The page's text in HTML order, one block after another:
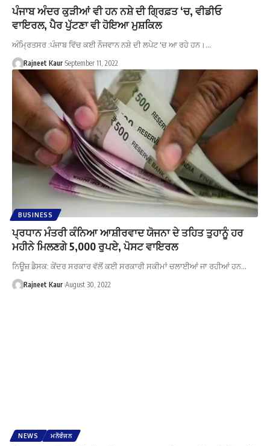
ਪੰਜਾਬ ਅੰਦਰ ਕੁੜੀਆਂ ਵੀ ਹਨ ਨਸ਼ੇ ਦੀ ਗ੍ਰਿਫ਼ਤ ‘ਚ, ਵੀਡੀਓ
ਵਾਇਰਲ, ਪੈਰ ਪੁੱਟਣਾ ਵੀ ਹੋਇਆ ਮੁਸ਼ਕਿਲ
ਅੰਮ੍ਰਿਤਸਰ :ਪੰਜਾਬ ਵਿੱਚ ਕਈ ਨੌਜਵਾਨ ਨਸ਼ੇ ਦੀ ਲਪੇਟ 'ਚ ਆ ਰਹੇ ਹਨ।…
Rajneet Kaur September 11, 2022
BUSINESS
ਪ੍ਰਧਾਨ ਮੰਤਰੀ ਕੰਨਿਆ ਆਸ਼ੀਰਵਾਦ ਯੋਜਨਾ ਦੇ ਤਹਿਤ ਤੁਹਾਨੂੰ ਹਰ
ਮਹੀਨੇ ਮਿਲਣਗੇ 5,000 ਰੁਪਏ, ਪੋਸਟ ਵਾਇਰਲ
ਨਿਊਜ਼ ਡੈਸਕ: ਕੇਂਦਰ ਸਰਕਾਰ ਵੱਲੋਂ ਕਈ ਸਰਕਾਰੀ ਸਕੀਮਾਂ ਚਲਾਈਆਂ ਜਾ ਰਹੀਆਂ ਹਨ…
Rajneet Kaur August 30, 2022
NEWS ਮਨੋਰੰਜਨ